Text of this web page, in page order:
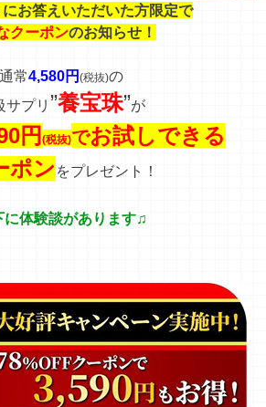
お答えいただいた方限定で
クーポンのお知らせ！
通常4,580円 (税抜)の
サプリ ”養宝珠”が
円 (税抜)でお試しできる
ポン をプレゼント！
体験談があります♫